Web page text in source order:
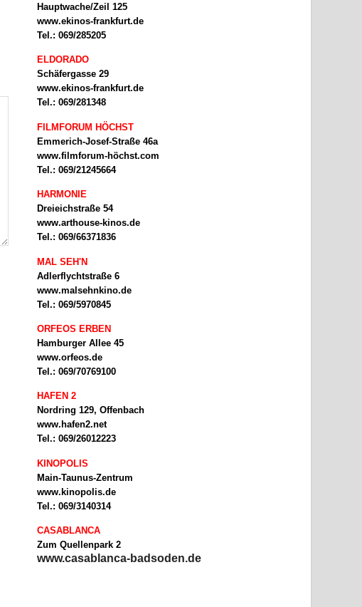
Hauptwache/Zeil 125
www.ekinos-frankfurt.de
Tel.: 069/285205
ELDORADO
Schäfergasse 29
www.ekinos-frankfurt.de
Tel.: 069/281348
FILMFORUM HÖCHST
Emmerich-Josef-Straße 46a
www.filmforum-höchst.com
Tel.: 069/21245664
HARMONIE
Dreieichstraße 54
www.arthouse-kinos.de
Tel.: 069/66371836
MAL SEH'N
Adlerflychtstraße 6
www.malsehnkino.de
Tel.: 069/5970845
ORFEOS ERBEN
Hamburger Allee 45
www.orfeos.de
Tel.: 069/70769100
HAFEN 2
Nordring 129, Offenbach
www.hafen2.net
Tel.: 069/26012223
KINOPOLIS
Main-Taunus-Zentrum
www.kinopolis.de
Tel.: 069/3140314
CASABLANCA
Zum Quellenpark 2
www.casablanca-badsoden.de